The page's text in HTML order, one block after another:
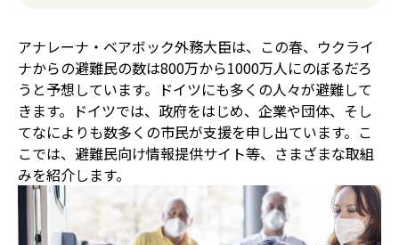
アナレーナ・ベアボック外務大臣は、この春、ウクライ
ナからの避難民の数は800万から1000万人にのぼるだろ
うと予想しています。ドイツにも多くの人々が避難して
きます。ドイツでは、政府をはじめ、企業や団体、そし
てなによりも数多くの市民が支援を申し出ています。こ
こでは、避難民向け情報提供サイト等、さまざまな取組
みを紹介します。